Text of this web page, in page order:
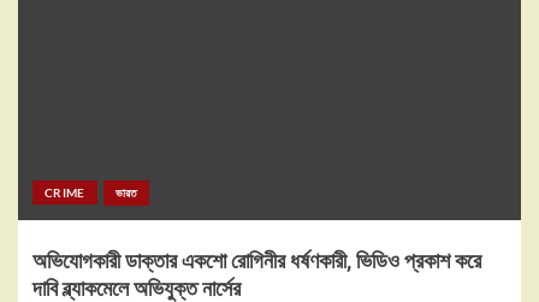
CRIME ভারত
অভিযোগকারী ডাক্তার একশো রোগিনীর ধর্ষণকারী, ভিডিও প্রকাশ করে
দাবি ব্ল্যাকমেলে অভিযুক্ত নার্সের